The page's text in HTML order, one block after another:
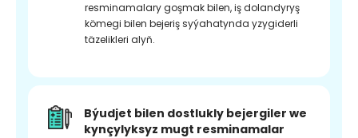
resminamalary goşmak bilen, iş dolandyryş
kömegi bilen bejeriş syýahatynda yzygiderli
täzelikleri alyň.
Býudjet bilen dostlukly bejergiler we
kynçylyksyz mugt resminamalar